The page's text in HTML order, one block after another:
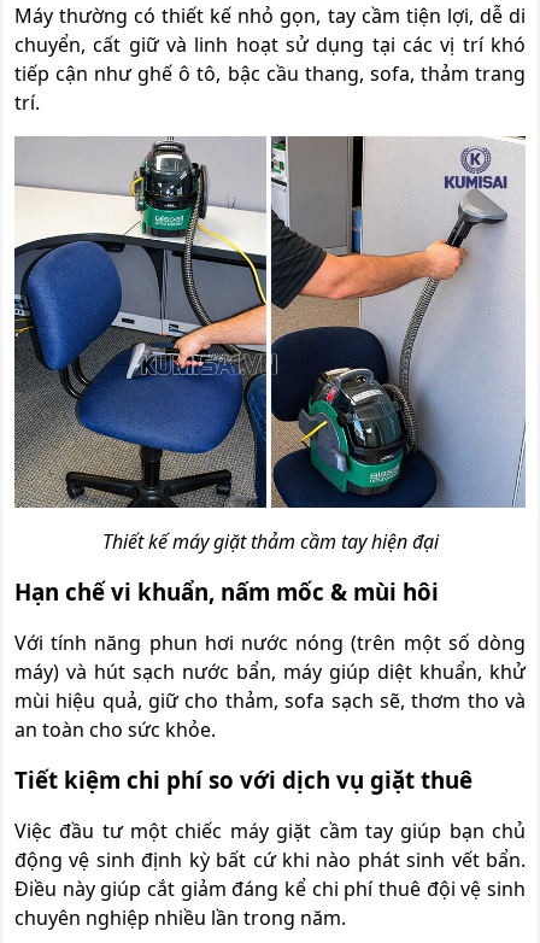
Máy thường có thiết kế nhỏ gọn, tay cầm tiện lợi, dễ di
chuyển, cất giữ và linh hoạt sử dụng tại các vị trí khó
tiếp cận như ghế ô tô, bậc cầu thang, sofa, thảm trang
trí.
Thiết kế máy giặt thảm cầm tay hiện đại
Hạn chế vi khuẩn, nấm mốc & mùi hôi
Với tính năng phun hơi nước nóng (trên một số dòng
máy) và hút sạch nước bẩn, máy giúp diệt khuẩn, khử
mùi hiệu quả, giữ cho thảm, sofa sạch sẽ, thơm tho và
an toàn cho sức khỏe.
Tiết kiệm chi phí so với dịch vụ giặt thuê
Việc đầu tư một chiếc máy giặt cầm tay giúp bạn chủ
động vệ sinh định kỳ bất cứ khi nào phát sinh vết bẩn.
Điều này giúp cắt giảm đáng kể chi phí thuê đội vệ sinh
chuyên nghiệp nhiều lần trong năm.